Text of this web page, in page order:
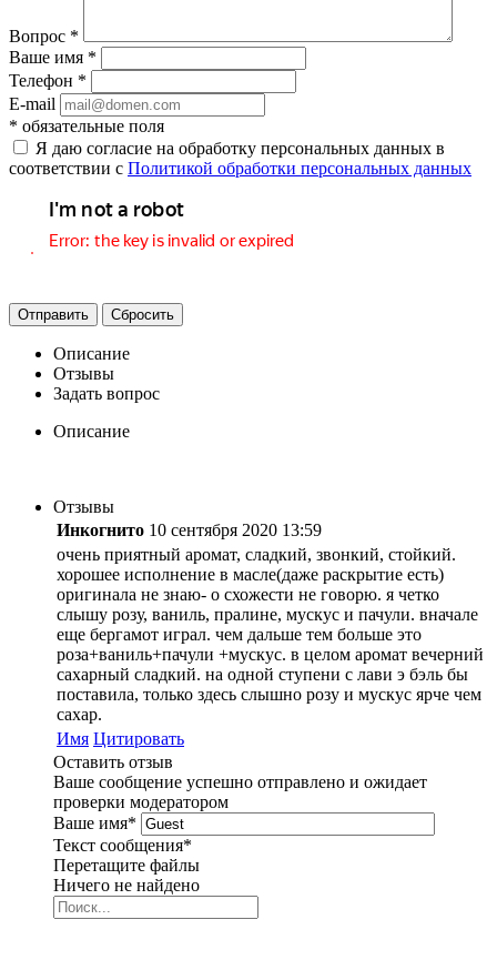
Вопрос *
Ваше имя *
Телефон *
E-mail
* обязательные поля
Я даю согласие на обработку персональных данных в
соответствии с Политикой обработки персональных данных
Отправить Сбросить
Описание
Отзывы
Задать вопрос
Описание
Отзывы
Инкогнито 10 сентября 2020 13:59
очень приятный аромат, сладкий, звонкий, стойкий.
хорошее исполнение в масле(даже раскрытие есть)
оригинала не знаю- о схожести не говорю. я четко
слышу розу, ваниль, пралине, мускус и пачули. вначале
еще бергамот играл. чем дальше тем больше это
роза+ваниль+пачули +мускус. в целом аромат вечерний
сахарный сладкий. на одной ступени с лави э бэль бы
поставила, только здесь слышно розу и мускус ярче чем
сахар.
Имя Цитировать
Оставить отзыв
Ваше сообщение успешно отправлено и ожидает
проверки модератором
Ваше имя*
Текст сообщения*
Перетащите файлы
Ничего не найдено